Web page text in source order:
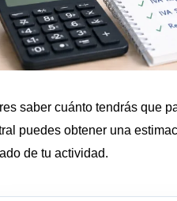
saber cuánto tendrás que
puedes obtener una
de tu actividad.